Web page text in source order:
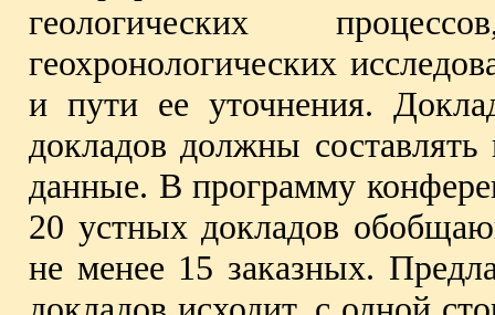
геологических
геохронологических
и пути ее уточнения.
докладов должны
данные. В программу
20 устных докладов
не менее 15 заказных.